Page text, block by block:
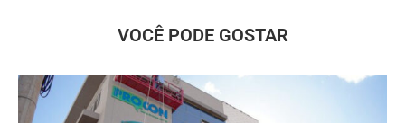
VOCÊ PODE GOSTAR